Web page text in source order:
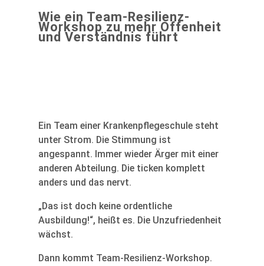
Wie ein Team-Resilienz-
Workshop zu mehr Offenheit
und Verständnis führt
Ein Team einer Krankenpflegeschule steht
unter Strom. Die Stimmung ist
angespannt. Immer wieder Ärger mit einer
anderen Abteilung. Die ticken komplett
anders und das nervt.
„Das ist doch keine ordentliche
Ausbildung!“, heißt es. Die Unzufriedenheit
wächst.
Dann kommt Team-Resilienz-Workshop.